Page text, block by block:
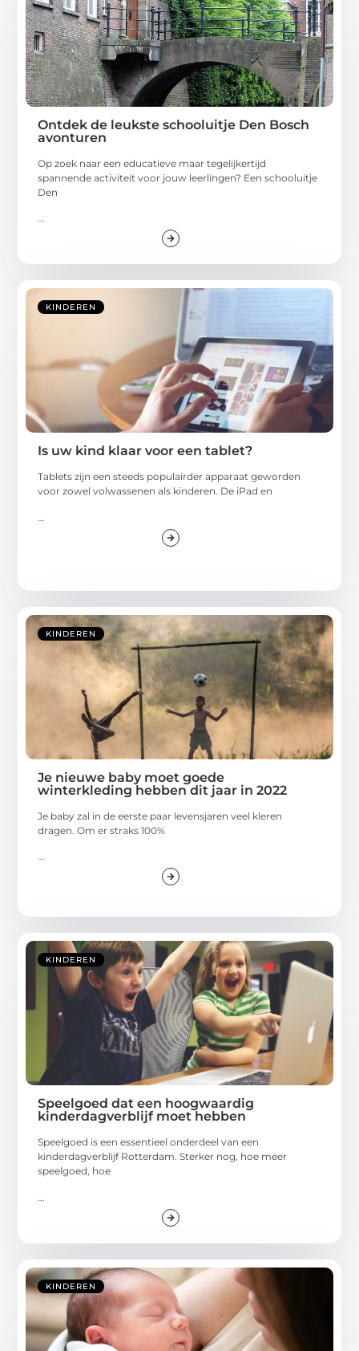
Ontdek de leukste schooluitje Den Bosch
avonturen
Op zoek naar een educatieve maar tegelijkertijd
spannende activiteit voor jouw leerlingen? Een schooluitje
Den
...
KINDEREN
Is uw kind klaar voor een tablet?
Tablets zijn een steeds populairder apparaat geworden
voor zowel volwassenen als kinderen. De iPad en
KINDEREN
Je nieuwe baby moet goede
winterkleding hebben dit jaar in 2022
Je baby zal in de eerste paar levensjaren veel kleren
dragen. Om er straks 100%
...
KINDEREN
Speelgoed dat een hoogwaardig
kinderdagverblijf moet hebben
Speelgoed is een essentieel onderdeel van een
kinderdagverblijf Rotterdam. Sterker nog, hoe meer
speelgoed, hoe
KINDEREN